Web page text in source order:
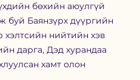
бөхийн аюулгүй
буй Баянзүрх дүүргийн
хэлтсийн нийтийн хэв
дарга, Дэд хурандаа
хамт олон